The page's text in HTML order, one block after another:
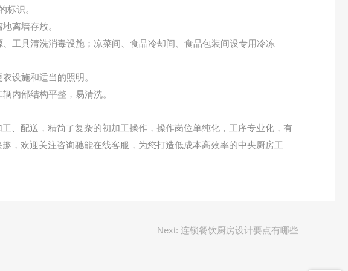
标识。
离墙存放。
工具清洗消毒设施；凉菜间、食品冷却间、食品包装间设专用冷冻
设施和适当的照明。
内部结构平整，易清洗。
、配送，精简了复杂的初加工操作，操作岗位单纯化，工序专业化，有
，欢迎关注咨询驰能在线客服，为您打造低成本高效率的中央厨房工
Next: 连锁餐饮厨房设计要点有哪些